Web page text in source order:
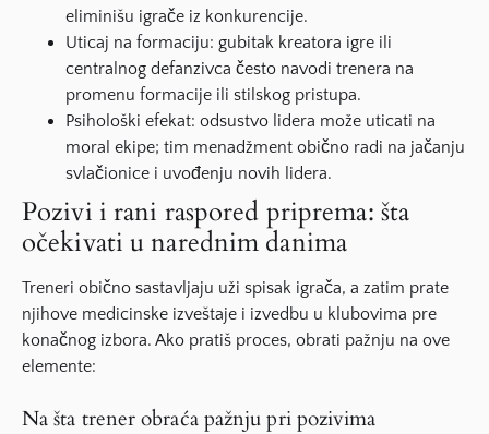
eliminišu igrače iz konkurencije.
Uticaj na formaciju: gubitak kreatora igre ili
centralnog defanzivca često navodi trenera na
promenu formacije ili stilskog pristupa.
Psihološki efekat: odsustvo lidera može uticati na
moral ekipe; tim menadžment obično radi na jačanju
svlačionice i uvođenju novih lidera.
Pozivi i rani raspored priprema: šta
očekivati u narednim danima
Treneri obično sastavljaju uži spisak igrača, a zatim prate
njihove medicinske izveštaje i izvedbu u klubovima pre
konačnog izbora. Ako pratiš proces, obrati pažnju na ove
elemente:
Na šta trener obraća pažnju pri pozivima